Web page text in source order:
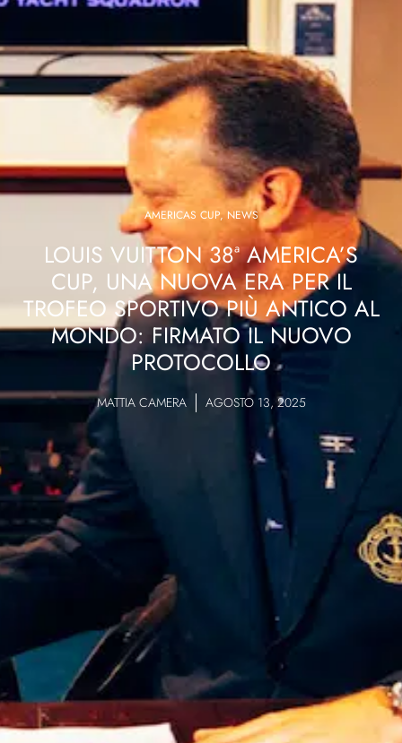
AMERICAS CUP, NEWS
LOUIS VUITTON 38ª AMERICA’S
CUP, UNA NUOVA ERA PER IL
TROFEO SPORTIVO PIÙ ANTICO AL
MONDO: FIRMATO IL NUOVO
PROTOCOLLO
MATTIA CAMERA AGOSTO 13, 2025